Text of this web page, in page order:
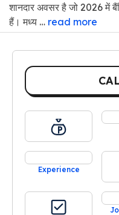
शानदार अवसर है जो 2026 में
हैं। मध्य … read more
Experience